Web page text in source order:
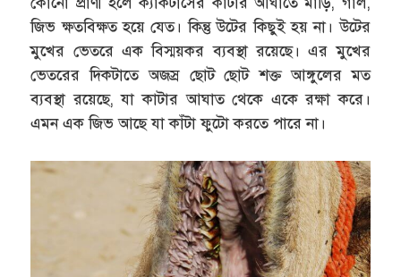
জিভ ক্ষতবিক্ষত হয়ে যেত। কিন্তু উটের কিছুই হয় না। উটের
মুখের ভেতরে এক বিস্ময়কর ব্যবস্থা রয়েছে। এর মুখের
ভেতরের দিকটাতে অজস্র ছোট ছোট শক্ত আঙ্গুলের মত
ব্যবস্থা রয়েছে, যা কাটার আঘাত থেকে একে রক্ষা করে।
এমন এক জিভ আছে যা কাঁটা ফুটো করতে পারে না।